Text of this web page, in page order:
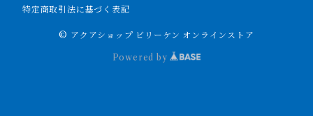
エンドリケリー
特定商取引法に基づく表記
© アクアショップ ビリーケン オンラインストア
Powered by